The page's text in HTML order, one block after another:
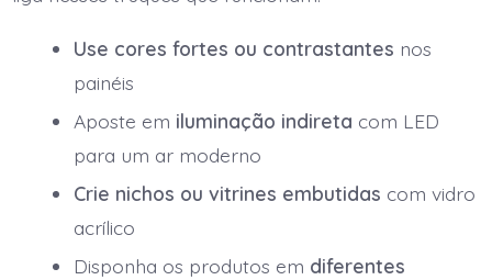
Use cores fortes ou contrastantes nos
painéis
Aposte em iluminação indireta com LED
para um ar moderno
Crie nichos ou vitrines embutidas com vidro
acrílico
Disponha os produtos em diferentes